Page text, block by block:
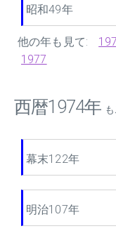
昭和49年
他の年も見て:
1977
西暦1974年 も
幕末122年
明治107年